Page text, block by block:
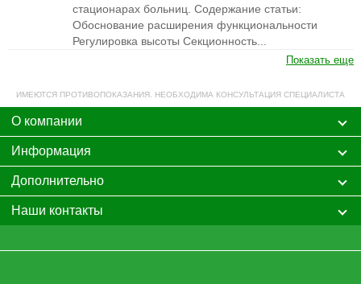
стационарах больниц. Содержание статьи:
Обоснование расширения функциональности
Регулировка высоты Секционность...
Показать еще
ИМЕЮТСЯ ПРОТИВОПОКАЗАНИЯ. НЕОБХОДИМА КОНСУЛЬТАЦИЯ СПЕЦИАЛИСТА
О компании
Информация
Дополнительно
Наши контакты